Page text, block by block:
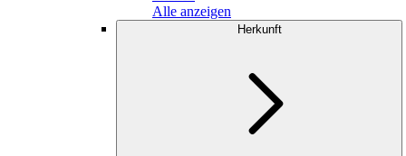
Alle anzeigen
Herkunft